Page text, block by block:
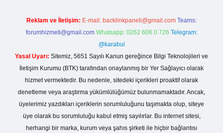
Reklam ve İletişim: E-mail: backlinkpaneli@gmail.com Teams:
forumhizmeti@gmail.com Whatsapp: 0262 606 0 726 Telegram:
@karabul
Yasal Uyarı: Sitemiz, 5651 Sayılı Kanun gereğince Bilgi Teknolojileri ve
İletişim Kurumu (BTK) tarafından onaylanmış bir Yer Sağlayıcı olarak
hizmet vermektedir. Bu nedenle, sitedeki içerikleri proaktif olarak
denetleme veya araştırma yükümlülüğümüz bulunmamaktadır. Ancak,
üyelerimiz yazdıkları içeriklerin sorumluluğunu taşımakta olup, siteye
üye olarak bu sorumluluğu kabul etmiş sayılırlar. Bu internet sitesi,
herhangi bir marka, kurum veya şahıs şirketi ile hiçbir bağlantısı